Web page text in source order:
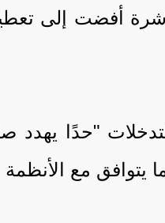
أفضت إلى تعطيل
"حدًا يهدد
مع الأنظمة